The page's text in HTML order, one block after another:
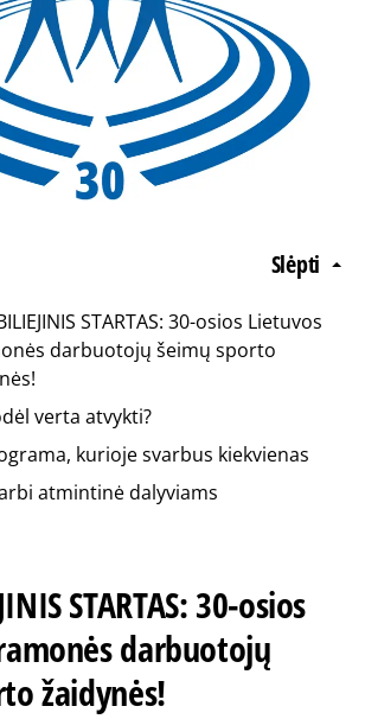
Slėpti
STARTAS: 30-osios Lietuvos
darbuotojų šeimų sporto
verta atvykti?
kurioje svarbus kiekvienas
atmintinė dalyviams
STARTAS: 30-osios
darbuotojų
žaidynės!